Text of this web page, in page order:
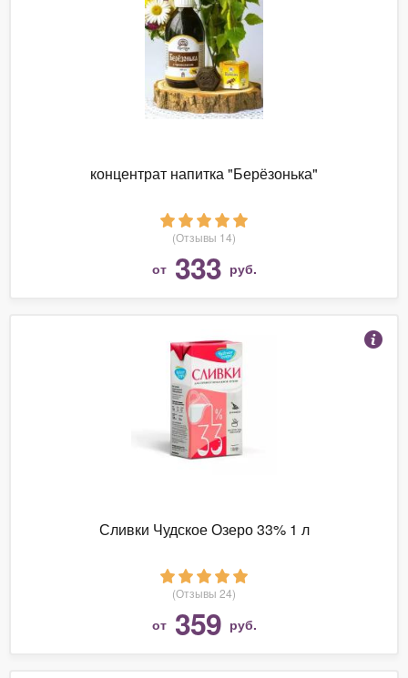
концентрат напитка "Берёзонька"
(Отзывы 14)
от 333 руб.
Сливки Чудское Озеро 33% 1 л
(Отзывы 24)
от 359 руб.